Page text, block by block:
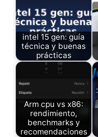
intel 15 gen: guía
técnica y buenas
prácticas
Arm cpu vs x86:
rendimiento,
benchmarks y
recomendaciones